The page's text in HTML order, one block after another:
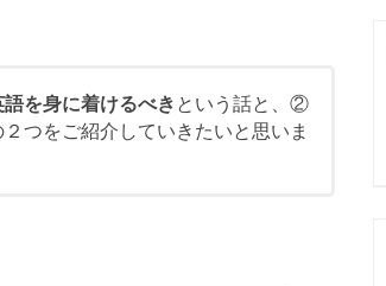
を身に着けるべき という話と、②
２つをご紹介していきたいと思いま